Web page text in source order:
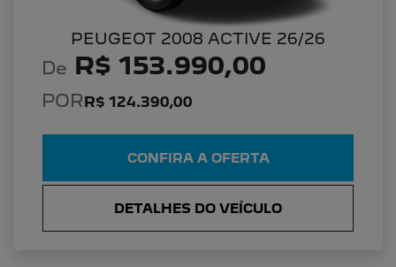
PEUGEOT 2008 ACTIVE 26/26
De R$ 153.990,00
PORR$ 124.390,00
CONFIRA A OFERTA
DETALHES DO VEÍCULO